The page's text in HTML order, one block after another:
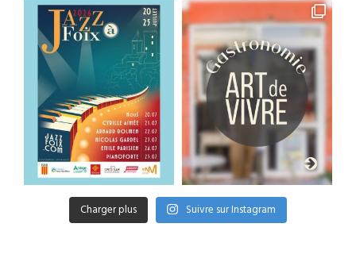
Charger plus Suivre sur Instagram